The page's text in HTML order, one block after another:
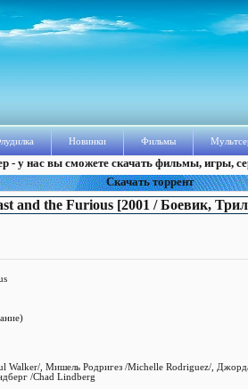
Новинки Фильмы
- у нас вы сможете скачать фильмы, игры,
Скачать торрент
and the Furious [2001 / Боевик,
Walker/, Мишель Родригез /Michelle Rodriguez/,
/Chad Lindberg